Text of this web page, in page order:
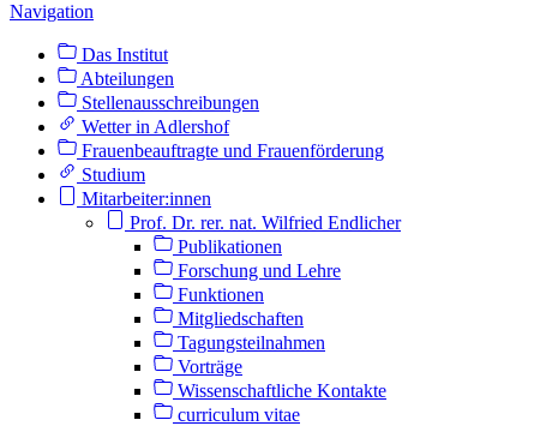
Navigation
Das Institut
Abteilungen
Stellenausschreibungen
Wetter in Adlershof
Frauenbeauftragte und Frauenförderung
Studium
Mitarbeiter:innen
Prof. Dr. rer. nat. Wilfried Endlicher
Publikationen
Forschung und Lehre
Funktionen
Mitgliedschaften
Tagungsteilnahmen
Vorträge
Wissenschaftliche Kontakte
curriculum vitae